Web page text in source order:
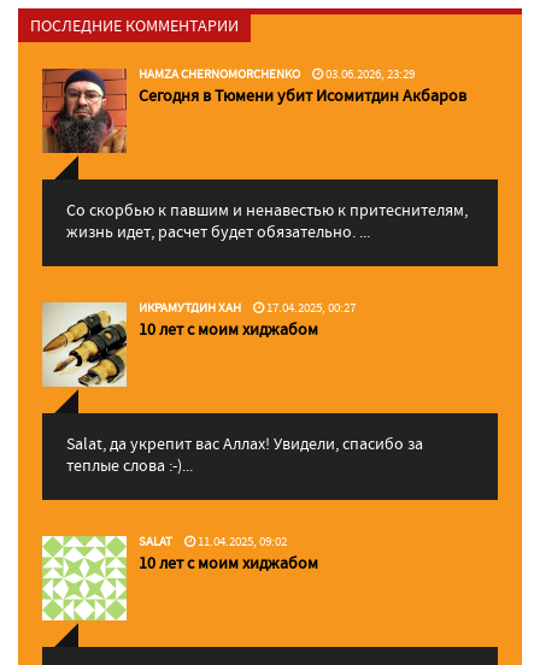
ПОСЛЕДНИЕ КОММЕНТАРИИ
HAMZA CHERNOMORCHENKO 03.06.2026, 23:29
Сегодня в Тюмени убит Исомитдин Акбаров
Со скорбью к павшим и ненавестью к притеснителям,
жизнь идет, расчет будет обязательно. ...
ИКРАМУТДИН ХАН 17.04.2025, 00:27
10 лет с моим хиджабом
Salat, да укрепит вас Аллаx! Увидели, спасибо за
теплые слова :-)...
SALAT 11.04.2025, 09:02
10 лет с моим хиджабом